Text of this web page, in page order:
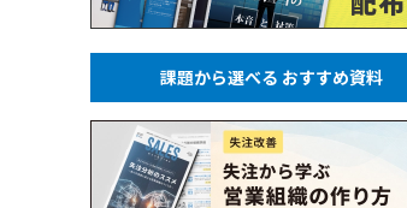
課題から選べる おすすめ資料